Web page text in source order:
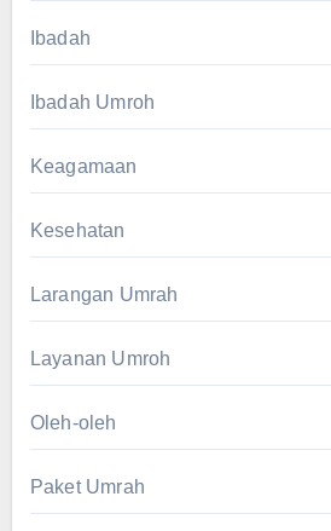
Ibadah
Ibadah Umroh
Keagamaan
Kesehatan
Larangan Umrah
Layanan Umroh
Oleh-oleh
Paket Umrah